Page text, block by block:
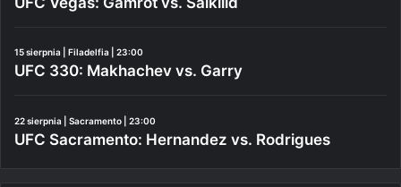
15 sierpnia | Filadelfia | 23:00
UFC 330: Makhachev vs. Garry
22 sierpnia | Sacramento | 23:00
UFC Sacramento: Hernandez vs. Rodrigues